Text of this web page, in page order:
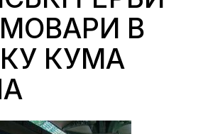
В
КУМА